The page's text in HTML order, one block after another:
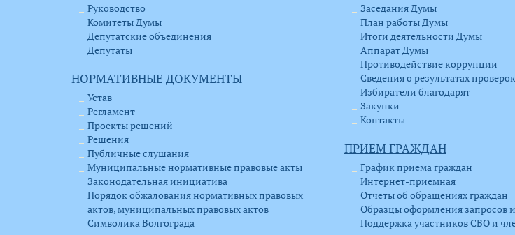
Руководство
Комитеты Думы
Депутатские объединения
Депутаты
НОРМАТИВНЫЕ ДОКУМЕНТЫ
Устав
Регламент
Проекты решений
Решения
Публичные слушания
Муниципальные нормативные правовые акты
Законодательная инициатива
Порядок обжалования нормативных правовых
актов, муниципальных правовых актов
Символика Волгограда
Заседания Думы
План работы Думы
Итоги деятельности Думы
Аппарат Думы
Противодействие коррупции
Сведения о результатах проверок
Избиратели благодарят
Закупки
Контакты
ПРИЕМ ГРАЖДАН
График приема граждан
Интернет-приемная
Отчеты об обращениях граждан
Образцы оформления запросов
Поддержка участников СВО и